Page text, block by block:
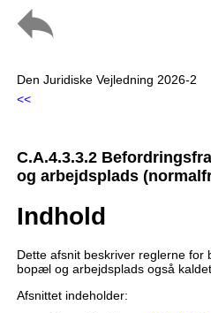
Den Juridiske Vejledning 2026-2
<<
C.A.4.3.3.2
og arbejdsplads
Indhold
Dette afsnit beskriver reglerne for
bopæl og arbejdsplads også
Afsnittet indeholder: